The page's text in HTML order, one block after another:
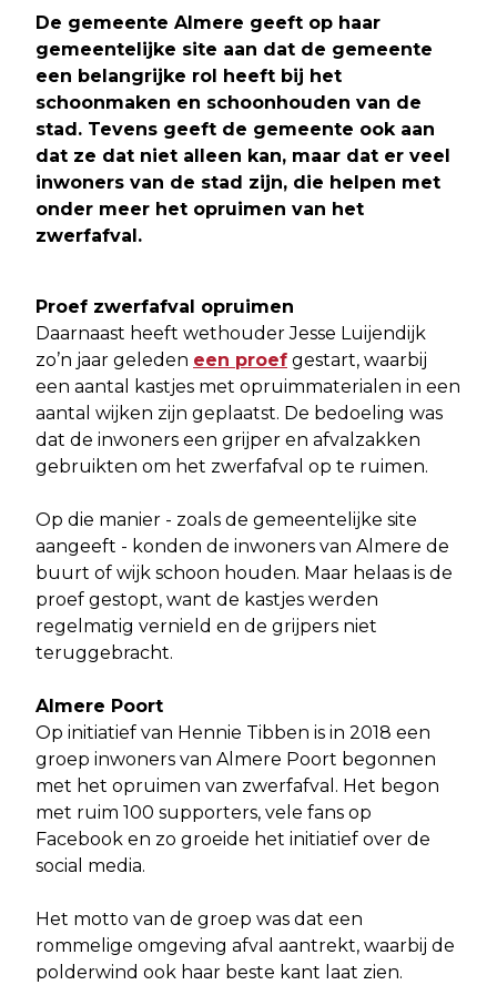
De gemeente Almere geeft op haar
gemeentelijke site aan dat de gemeente
een belangrijke rol heeft bij het
schoonmaken en schoonhouden van de
stad. Tevens geeft de gemeente ook aan
dat ze dat niet alleen kan, maar dat er veel
inwoners van de stad zijn, die helpen met
onder meer het opruimen van het
zwerfafval .
Proef zwerfafval opruimen
Daarnaast heeft wethouder Jesse Luijendijk
zo’n jaar geleden een proef gestart, waarbij
een aantal kastjes met opruimmaterialen in een
aantal wijken zijn geplaatst. De bedoeling was
dat de inwoners een grijper en afvalzakken
gebruikten om het zwerfafval op te ruimen.
Op die manier - zoals de gemeentelijke site
aangeeft - konden de inwoners van Almere de
buurt of wijk schoon houden. Maar helaas is de
proef gestopt, want de kastjes werden
regelmatig vernield en de grijpers niet
teruggebracht.
Almere Poort
Op initiatief van Hennie Tibben is in 2018 een
groep inwoners van Almere Poort begonnen
met het opruimen van zwerfafval. Het begon
met ruim 100 supporters, vele fans op
Facebook en zo groeide het initiatief over de
social media.
Het motto van de groep was dat een
rommelige omgeving afval aantrekt, waarbij de
polderwind ook haar beste kant laat zien.